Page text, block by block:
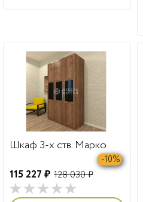
Шкаф 3-х ств. Марко
115 227 ₽ 128 030 ₽
-10%